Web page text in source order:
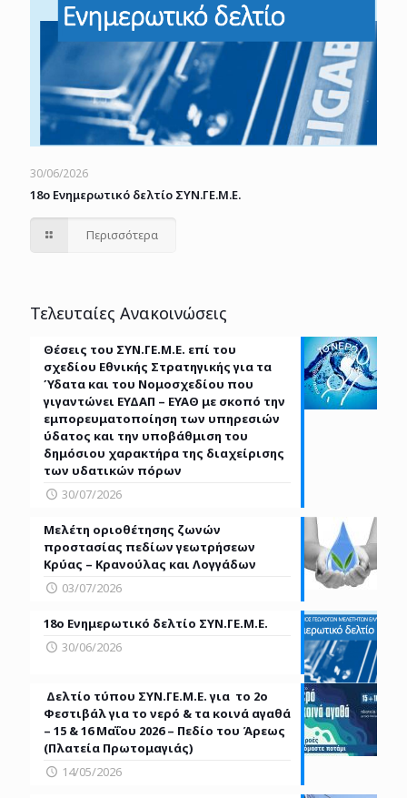
30/06/2026
18o Ενημερωτικό δελτίο ΣΥΝ.ΓΕ.Μ.Ε.
Περισσότερα
Τελευταίες Ανακοινώσεις
Θέσεις του ΣΥΝ.ΓΕ.Μ.Ε. επί του
σχεδίου Εθνικής Στρατηγικής για τα
Ύδατα και του Νομοσχεδίου που
γιγαντώνει ΕΥΔΑΠ – ΕΥΑΘ με σκοπό την
εμπορευματοποίηση των υπηρεσιών
ύδατος και την υποβάθμιση του
δημόσιου χαρακτήρα της διαχείρισης
των υδατικών πόρων
30/07/2026
Μελέτη οριοθέτησης ζωνών
προστασίας πεδίων γεωτρήσεων
Κρύας – Κρανούλας και Λογγάδων
03/07/2026
18o Ενημερωτικό δελτίο ΣΥΝ.ΓΕ.Μ.Ε.
30/06/2026
Δελτίο τύπου ΣΥΝ.ΓΕ.Μ.Ε. για τo 2ο
Φεστιβάλ για το νερό & τα κοινά αγαθά
– 15 & 16 Μαΐου 2026 – Πεδίο του Άρεως
(Πλατεία Πρωτομαγιάς)
14/05/2026